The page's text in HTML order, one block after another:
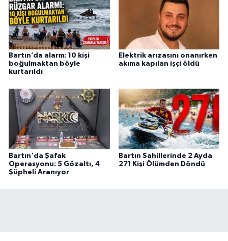
Bartın’da alarm: 10 kişi
boğulmaktan böyle
kurtarıldı
Elektrik arızasını onanırken
akıma kapılan işçi öldü
Bartın'da Şafak
Operasyonu: 5 Gözaltı, 4
Şüpheli Aranıyor
Bartın Sahillerinde 2 Ayda
271 Kişi Ölümden Döndü